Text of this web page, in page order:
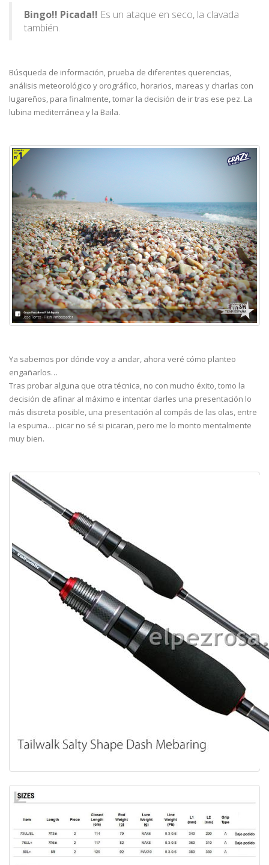
Bingo!! Picada!! Es un ataque en seco, la clavada
también.
Búsqueda de información, prueba de diferentes querencias,
análisis meteorológico y orográfico, horarios, mareas y charlas con
lugareños, para finalmente, tomar la decisión de ir tras ese pez. La
lubina mediterránea y la Baila.
Ya sabemos por dónde voy a andar, ahora veré cómo planteo
engañarlos…
Tras probar alguna que otra técnica, no con mucho éxito, tomo la
decisión de afinar al máximo e intentar darles una presentación lo
más discreta posible, una presentación al compás de las olas, entre
la espuma… picar no sé si picaran, pero me lo monto mentalmente
muy bien.